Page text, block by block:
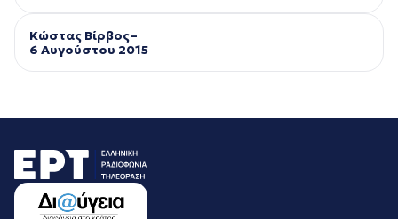
Κώστας Βίρβος–
6 Αυγούστου 2015